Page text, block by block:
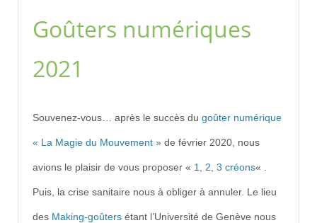
Goûters numériques
2021
Souvenez-vous… après le succès du goûter numérique
« La Magie du Mouvement » de février 2020, nous
avions le plaisir de vous proposer « 1, 2, 3 créons« .
Puis, la crise sanitaire nous à obliger à annuler. Le lieu
des Making-goûters étant l’Université de Genève nous